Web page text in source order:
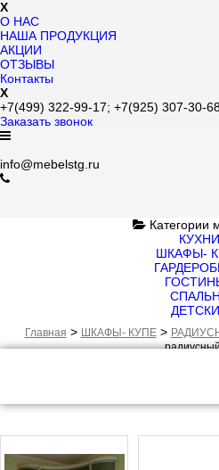
X
О НАС
НАША ПРОДУКЦИЯ
АКЦИИ
ОТЗЫВЫ
Контакты
X
+7(499) 322-99-17; +7(925) 307-30-
Заказать звонок
info@mebelstg.ru
Категории
КУХНИ
ШКАФЫ-
Главная > ШКАФЫ- КУПЕ>